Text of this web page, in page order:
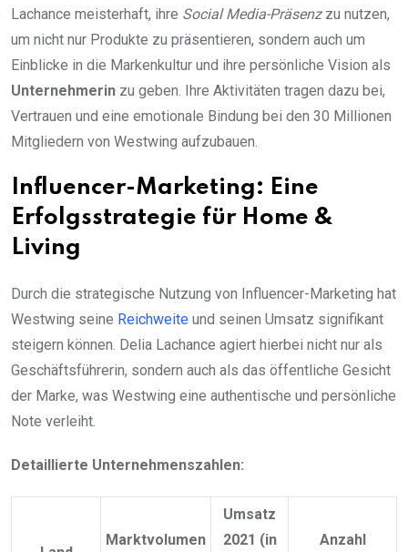
Lachance meisterhaft, ihre Social Media-Präsenzzu nutzen,
um nicht nur Produkte zu präsentieren, sondern auch um
Einblicke in die Markenkultur und ihre persönliche Vision als
Unternehmerin zu geben. Ihre Aktivitäten tragen dazu bei,
Vertrauen und eine emotionale Bindung bei den 30 Millionen
Mitgliedern von Westwing aufzubauen.
Influencer-Marketing: Eine
Erfolgsstrategie für Home &
Living
Durch die strategische Nutzung von Influencer-Marketing hat
Westwing seine Reichweite und seinen Umsatz signifikant
steigern können. Delia Lachance agiert hierbei nicht nur als
Geschäftsführerin, sondern auch als das öffentliche Gesicht
der Marke, was Westwing eine authentische und persönliche
Note verleiht.
Detaillierte Unternehmenszahlen:
Marktvolumen
Umsatz
2021 (in
Anzahl